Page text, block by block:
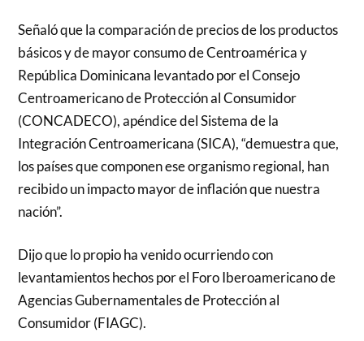
Señaló que la comparación de precios de los productos
básicos y de mayor consumo de Centroamérica y
República Dominicana levantado por el Consejo
Centroamericano de Protección al Consumidor
(CONCADECO), apéndice del Sistema de la
Integración Centroamericana (SICA), “demuestra que,
los países que componen ese organismo regional, han
recibido un impacto mayor de inflación que nuestra
nación”.
Dijo que lo propio ha venido ocurriendo con
levantamientos hechos por el Foro Iberoamericano de
Agencias Gubernamentales de Protección al
Consumidor (FIAGC).